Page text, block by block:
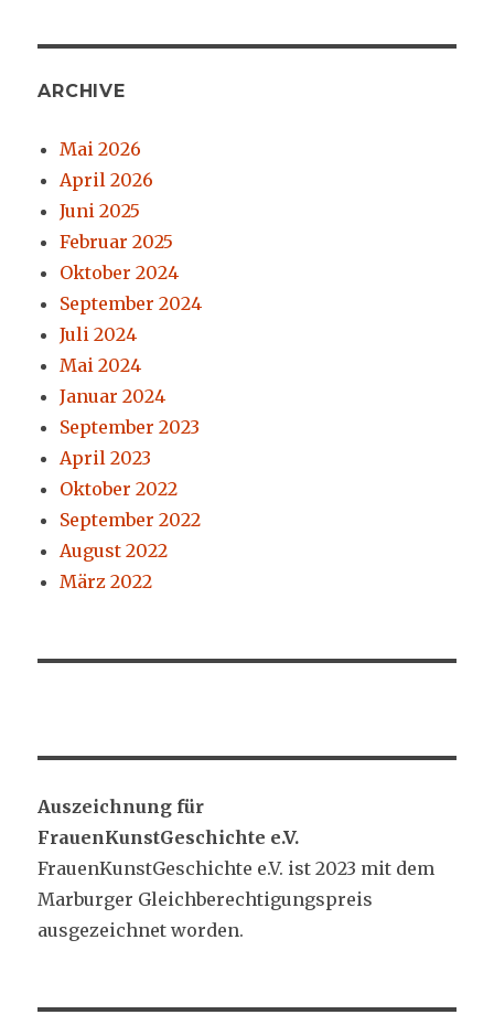
ARCHIVE
Mai 2026
April 2026
Juni 2025
Februar 2025
Oktober 2024
September 2024
Juli 2024
Mai 2024
Januar 2024
September 2023
April 2023
Oktober 2022
September 2022
August 2022
März 2022
Auszeichnung für
FrauenKunstGeschichte e.V.
FrauenKunstGeschichte e.V. ist 2023 mit dem
Marburger Gleichberechtigungspreis
ausgezeichnet worden.